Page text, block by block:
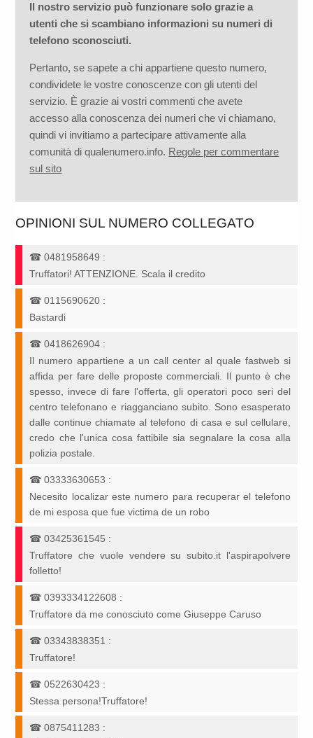
Il nostro servizio può funzionare solo grazie a
utenti che si scambiano informazioni su numeri di
telefono sconosciuti.
Pertanto, se sapete a chi appartiene questo numero,
condividete le vostre conoscenze con gli utenti del
servizio. È grazie ai vostri commenti che avete
accesso alla conoscenza dei numeri che vi chiamano,
quindi vi invitiamo a partecipare attivamente alla
comunità di qualenumero.info. Regole per commentare
sul sito
OPINIONI SUL NUMERO COLLEGATO
☎0481958649 :
Truffatori! ATTENZIONE. Scala il credito
☎0115690620 :
Bastardi
☎0418626904 :
Il numero appartiene a un call center al quale fastweb si
affida per fare delle proposte commerciali. Il punto è che
spesso, invece di fare l'offerta, gli operatori poco seri del
centro telefonano e riagganciano subito. Sono esasperato
dalle continue chiamate al telefono di casa e sul cellulare,
credo che l'unica cosa fattibile sia segnalare la cosa alla
polizia postale.
☎03333630653 :
Necesito localizar este numero para recuperar el telefono
de mi esposa que fue victima de un robo
☎03425361545 :
Truffatore che vuole vendere su subito.it l'aspirapolvere
folletto!
☎0393334122608 :
Truffatore da me conosciuto come Giuseppe Caruso
☎03343838351 :
Truffatore!
☎0522630423 :
Stessa persona!Truffatore!
☎0875411283 :